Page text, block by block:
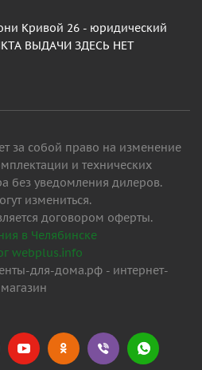
Кривой 26 - юридический
ВЫДАЧИ ЗДЕСЬ НЕТ
за собой право на изменение
и технических
без уведомления дилеров.
измениться.
договором оферты.
в Челябинске
webplus.info
для-дома.рф - интернет-
магазин